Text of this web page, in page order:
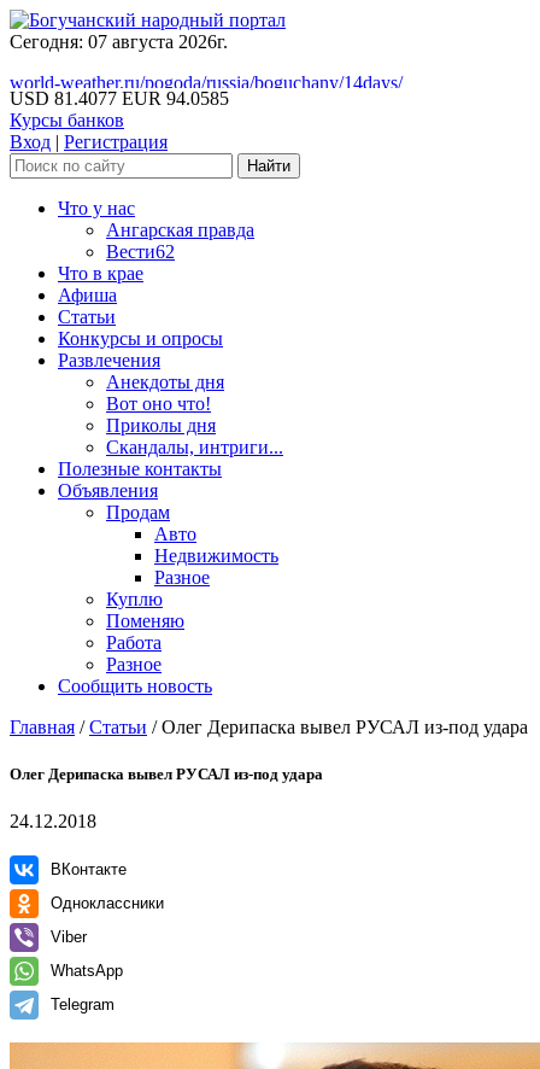
Сегодня: 07 августа 2026г.
world-weather.ru/pogoda/russia/boguchany/14days/
USD 81.4077 EUR 94.0585
Курсы банков
Вход | Регистрация
Что у нас
Ангарская правда
Вести62
Что в крае
Афиша
Статьи
Конкурсы и опросы
Развлечения
Анекдоты дня
Вот оно что!
Приколы дня
Скандалы, интриги...
Полезные контакты
Объявления
Продам
Авто
Недвижимость
Разное
Куплю
Поменяю
Работа
Разное
Сообщить новость
Главная /Статьи /Олег Дерипаска вывел РУСАЛ из-под удара
Олег Дерипаска вывел РУСАЛ из-под удара
24.12.2018
ВКонтакте
Одноклассники
Viber
WhatsApp
Telegram